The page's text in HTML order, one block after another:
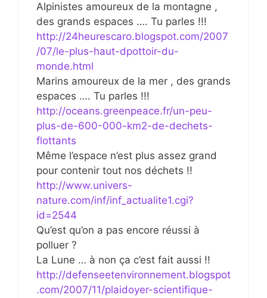
Alpinistes amoureux de la montagne ,
des grands espaces …. Tu parles !!!
http://24heurescaro.blogspot.com/2007
/07/le-plus-haut-dpottoir-du-
monde.html
Marins amoureux de la mer , des grands
espaces …. Tu parles !!!
http://oceans.greenpeace.fr/un-peu-
plus-de-600-000-km2-de-dechets-
flottants
Même l’espace n’est plus assez grand
pour contenir tout nos déchets !!
http://www.univers-
nature.com/inf/inf_actualite1.cgi?
id=2544
Qu’est qu’on a pas encore réussi à
polluer ?
La Lune … à non ça c’est fait aussi !!
http://defenseetenvironnement.blogspot
.com/2007/11/plaidoyer-scientifique-